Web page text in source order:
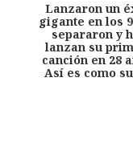
Lanzaron un
gigante en los
separaron y
lanzan su
canción en 28
Así es como